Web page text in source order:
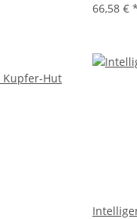
66,58 € *